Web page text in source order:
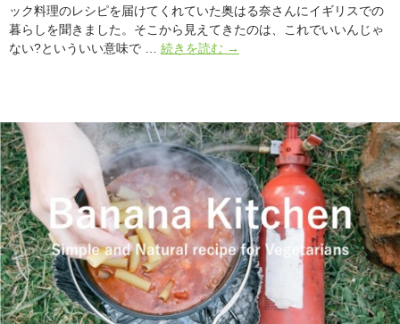
ック料理のレシピを届けてくれていた奥はる奈さんにイギリスでの
暮らしを聞きました。そこから見えてきたのは、これでいいんじゃ
ない?といういい意味で … 続きを読む イ
料
理
は
な
ぜ
お
い
し
く
な
い
→